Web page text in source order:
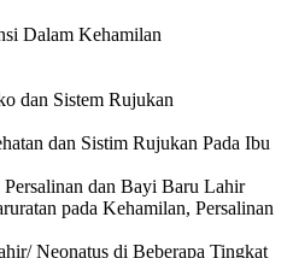
Dalam Kehamilan
dan Sistem Rujukan
dan Sistim Rujukan Pada Ibu
Persalinan dan Bayi Baru Lahir
pada Kehamilan, Persalinan
Neonatus di Beberapa Tingkat